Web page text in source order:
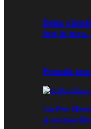
Delta
fost în
Primele
GoPro
și